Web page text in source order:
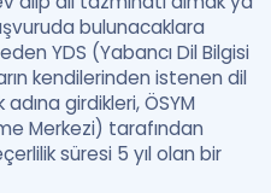
bulunacaklara
YDS (Yabancı Dil Bilgisi
kendilerinden istenen dil
girdikleri, ÖSYM
Merkezi) tarafından
süresi 5 yıl olan bir